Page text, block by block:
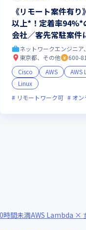
新規立ち上げ 新技
《リモート案件有
以上*！定着率94%*
会社／客先常駐案件
業務をおまかせしま
ネットワークエンジニ
東京都、その他
600-
Cisco
AWS AWS
Linux
リモートワーク可
オン
時間未満AWS Lambda ×